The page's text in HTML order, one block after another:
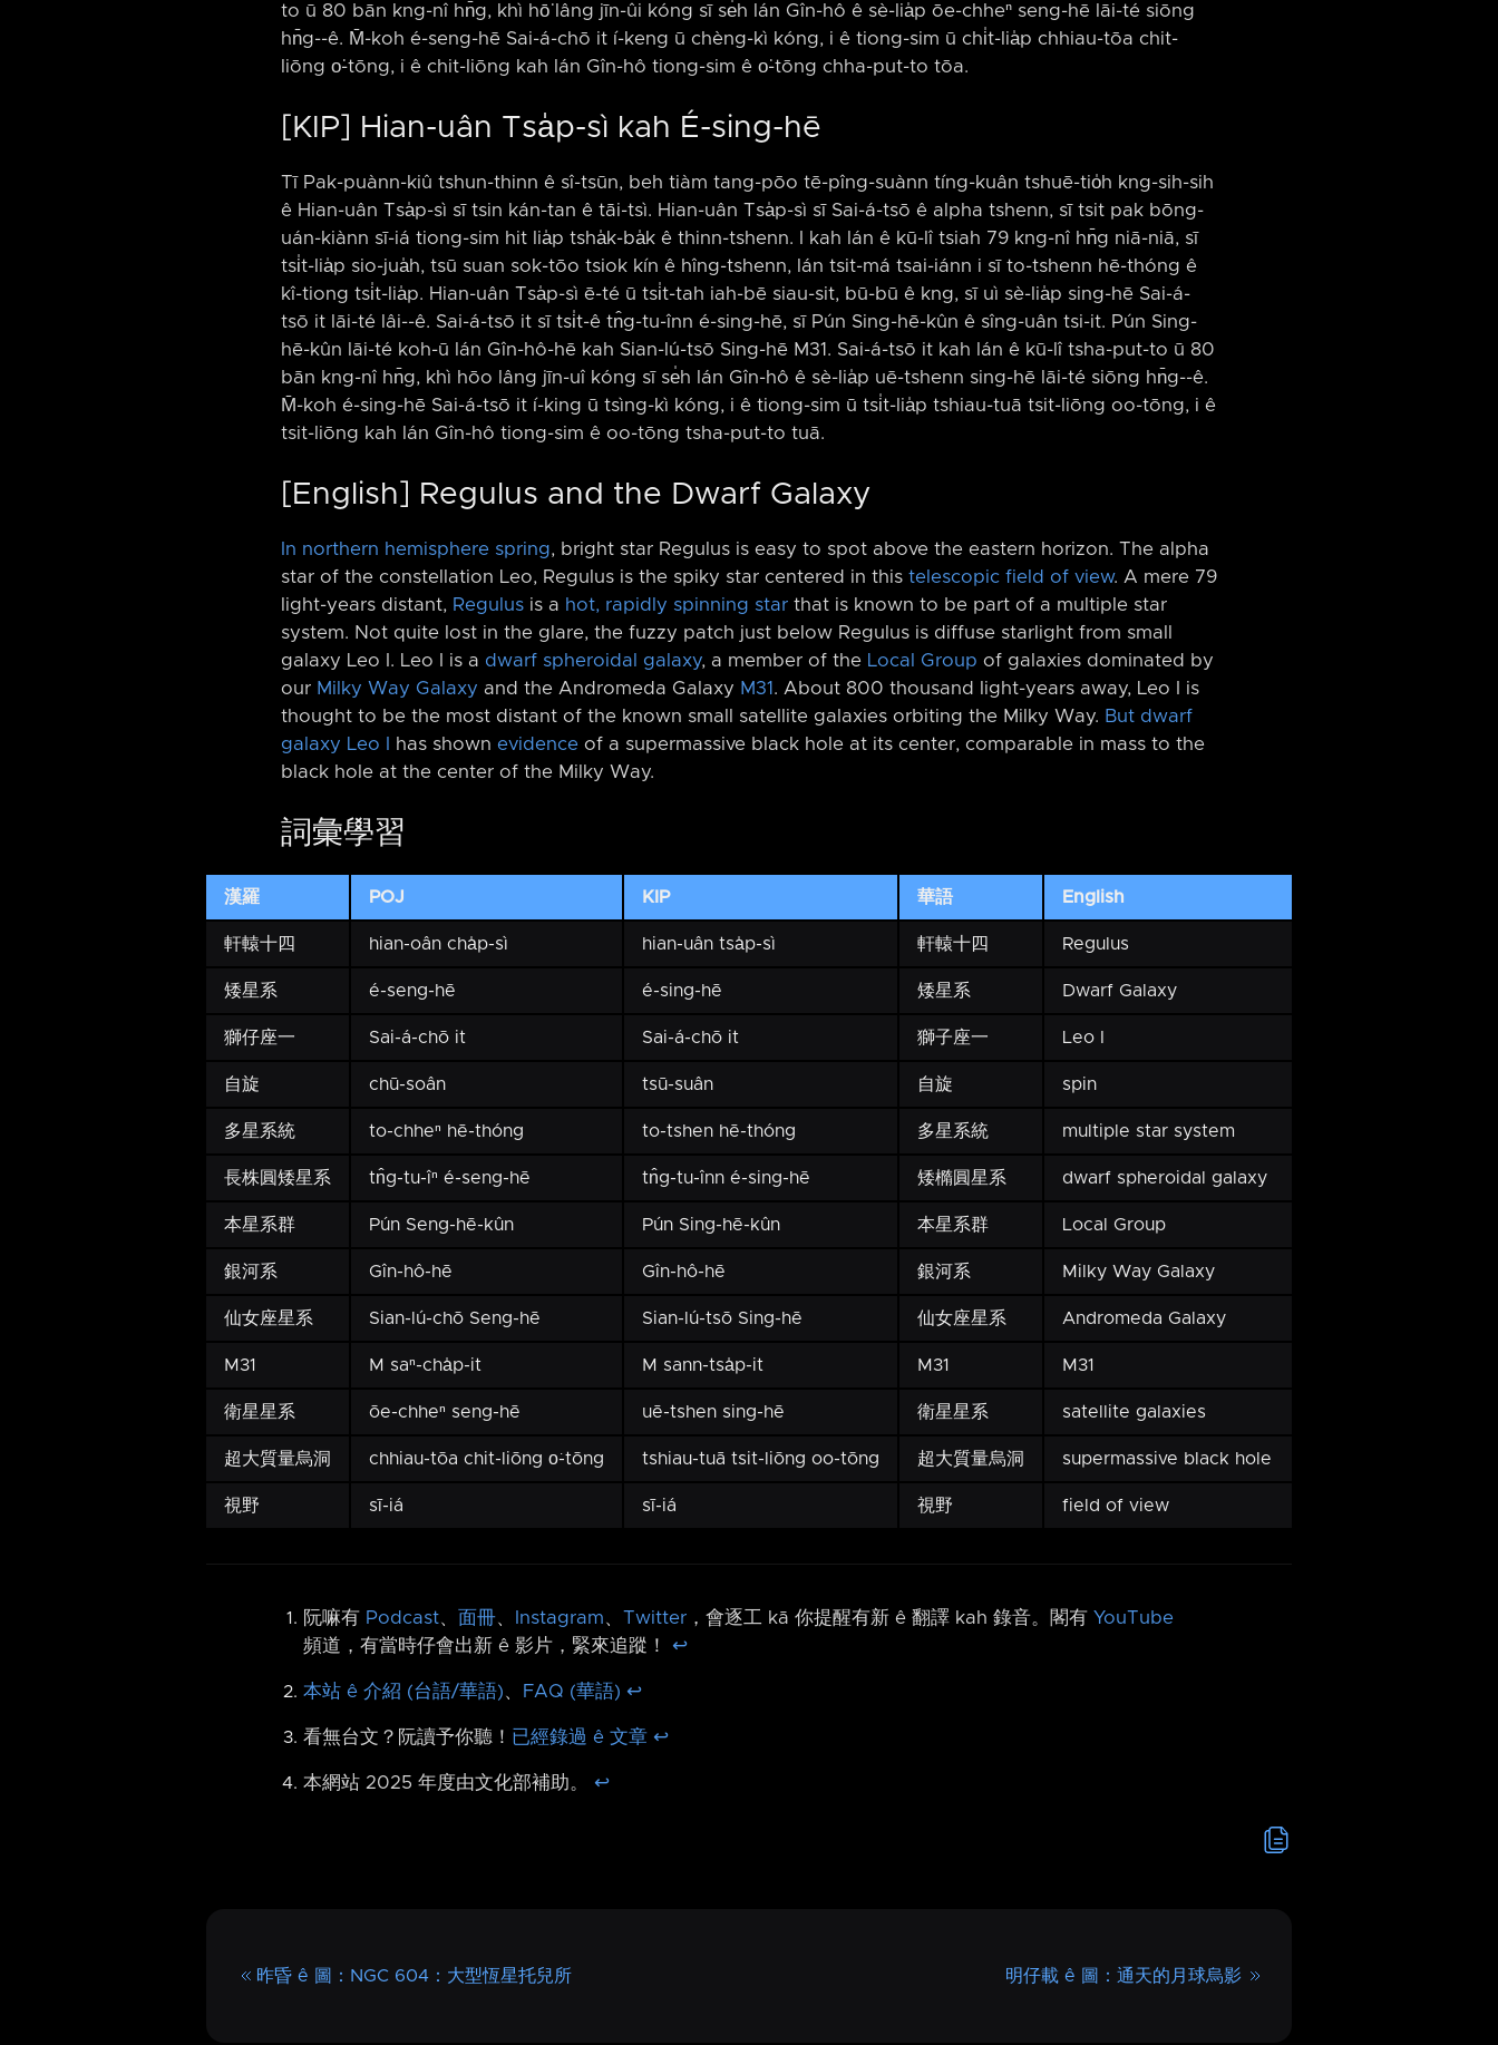
to ū 80 bān kng-nî hn̄g, khì hō͘ lâng jīn-ûi kóng sī se̍h lán Gîn-hô ê sè-lia̍p ōe-chheⁿ seng-hē lāi-té siōng
hn̄g-⁠-ê. M̄-koh é-seng-hē Sai-á-chō it í-keng ū chèng-kì kóng, i ê tiong-sim ū chi̍t-lia̍p chhiau-tōa chit-
liōng o͘-tōng, i ê chit-liōng kah lán Gîn-hô tiong-sim ê o͘-tōng chha-put-to tōa.
[KIP] Hian-uân Tsa̍p-sì kah É-sing-hē
Tī Pak-puànn-kiû tshun-thinn ê sî-tsūn, beh tiàm tang-pōo tē-pîng-suànn tíng-kuân tshuē-tio̍h kng-sih-sih
ê Hian-uân Tsa̍p-sì sī tsin kán-tan ê tāi-tsì. Hian-uân Tsa̍p-sì sī Sai-á-tsō ê alpha tshenn, sī tsit pak bōng-
uán-kiànn sī-iá tiong-sim hit lia̍p tsha̍k-ba̍k ê thinn-tshenn. I kah lán ê kū-lî tsiah 79 kng-nî hn̄g niā-niā, sī
tsi̍t-lia̍p sio-jua̍h, tsū suan sok-tōo tsiok kín ê hîng-tshenn, lán tsit-má tsai-iánn i sī to-tshenn hē-thóng ê
kî-tiong tsi̍t-lia̍p. Hian-uân Tsa̍p-sì ē-té ū tsi̍t-tah iah-bē siau-sit, bū-bū ê kng, sī uì sè-lia̍p sing-hē Sai-á-
tsō it lāi-té lâi-⁠-ê. Sai-á-tsō it sī tsi̍t-ê tn̂g-tu-înn é-sing-hē, sī Pún Sing-hē-kûn ê sîng-uân tsi-it. Pún Sing-
hē-kûn lāi-té koh-ū lán Gîn-hô-hē kah Sian-lú-tsō Sing-hē M31. Sai-á-tsō it kah lán ê kū-lî tsha-put-to ū 80
bān kng-nî hn̄g, khì hōo lâng jīn-uî kóng sī se̍h lán Gîn-hô ê sè-lia̍p uē-tshenn sing-hē lāi-té siōng hn̄g-⁠-ê.
M̄-koh é-sing-hē Sai-á-tsō it í-king ū tsìng-kì kóng, i ê tiong-sim ū tsi̍t-lia̍p tshiau-tuā tsit-liōng oo-tōng, i ê
tsit-liōng kah lán Gîn-hô tiong-sim ê oo-tōng tsha-put-to tuā.
[English] Regulus and the Dwarf Galaxy
In northern hemisphere spring, bright star Regulus is easy to spot above the eastern horizon. The alpha
star of the constellation Leo, Regulus is the spiky star centered in this telescopic field of view. A mere 79
light-years distant, Regulus is a hot, rapidly spinning star that is known to be part of a multiple star
system. Not quite lost in the glare, the fuzzy patch just below Regulus is diffuse starlight from small
galaxy Leo I. Leo I is a dwarf spheroidal galaxy, a member of the Local Group of galaxies dominated by
our Milky Way Galaxy and the Andromeda Galaxy M31 . About 800 thousand light-years away, Leo I is
thought to be the most distant of the known small satellite galaxies orbiting the Milky Way. But dwarf
galaxy Leo I
has shown evidence of a supermassive black hole at its center, comparable in mass to the
black hole at the center of the Milky Way.
詞彙學習
漢羅 POJ KIP 華語 English
軒轅十四 hian-oân cha̍p-sì hian-uân tsa̍p-sì 軒轅十四 Regulus
矮星系 é-seng-hē é-sing-hē 矮星系 Dwarf Galaxy
獅仔座一 Sai-á-chō it Sai-á-chō it 獅子座一 Leo I
自旋 chū-soân tsū-suân 自旋 spin
多星系統 to-chheⁿ hē-thóng to-tshen hē-thóng 多星系統 multiple star system
長株圓矮星系 tn̂g-tu-îⁿ é-seng-hē tn̂g-tu-înn é-sing-hē 矮橢圓星系 dwarf spheroidal galaxy
本星系群 Pún Seng-hē-kûn Pún Sing-hē-kûn 本星系群 Local Group
銀河系 Gîn-hô-hē Gîn-hô-hē 銀河系 Milky Way Galaxy
仙女座星系 Sian-lú-chō Seng-hē Sian-lú-tsō Sing-hē 仙女座星系 Andromeda Galaxy
M31 M saⁿ-cha̍p-it M sann-tsa̍p-it M31 M31
衛星星系 ōe-chheⁿ seng-hē uē-tshen sing-hē 衛星星系 satellite galaxies
超大質量烏洞 chhiau-tōa chit-liōng o͘-tōng tshiau-tuā tsit-liōng oo-tōng 超大質量烏洞 supermassive black hole
視野 sī-iá sī-iá 視野 field of view
阮嘛有 Podcast、 面冊、 Instagram、 Twitter ，會逐工 kā 你提醒有新 ê 翻譯 kah 錄音。閣有 YouTube
頻道，有當時仔會出新 ê 影片，緊來追蹤！ ↩︎
本站 ê 介紹 (台語/華語)、 FAQ (華語) ↩︎
看無台文？阮讀予你聽！ 已經錄過 ê 文章 ↩︎
本網站 2025 年度由文化部補助。 ↩︎
昨昏 ê 圖：NGC 604：大型恆星托兒所 明仔載 ê 圖：通天的月球烏影